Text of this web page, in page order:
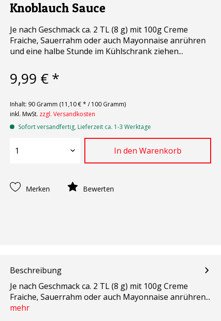
Knoblauch Sauce
Je nach Geschmack ca. 2 TL (8 g) mit 100g Creme
Fraiche, Sauerrahm oder auch Mayonnaise anrühren
und eine halbe Stunde im Kühlschrank ziehen...
9,99 € *
Inhalt: 90 Gramm (11,10 € * / 100 Gramm)
inkl. MwSt. zzgl. Versandkosten
Sofort versandfertig, Lieferzeit ca. 1-3 Werktage
In den Warenkorb
Merken Bewerten
Beschreibung
Je nach Geschmack ca. 2 TL (8 g) mit 100g Creme
Fraiche, Sauerrahm oder auch Mayonnaise anrühren...
mehr